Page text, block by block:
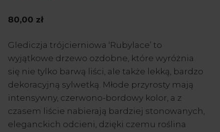
80,00 zł
Glediczja trójcierniowa ‘Rubylace’ to
wyjątkowe drzewo ozdobne, które wyróżnia
się nie tylko barwą liści, ale także lekką, bardzo
dekoracyjną sylwetką. Młode przyrosty mają
intensywny, czerwono-bordowy kolor, a z
czasem liście nabierają bardziej stonowanych,
eleganckich odcieni, dzięki czemu roślina